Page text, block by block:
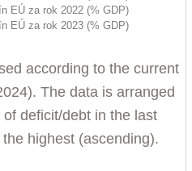
EÚ za rok 2022 (% GDP)
EÚ za rok 2023 (% GDP)
according to the current
The data is arranged
deficit/debt in the last
highest (ascending).